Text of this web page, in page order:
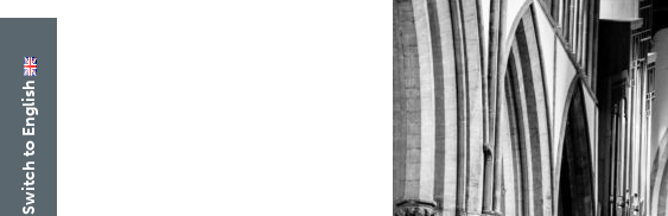
Switch to English